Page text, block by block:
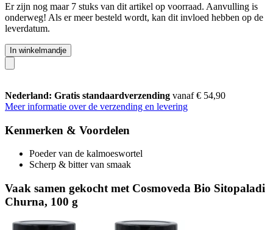
Er zijn nog maar 7 stuks van dit artikel op voorraad. Aanvulling is
onderweg! Als er meer besteld wordt, kan dit invloed hebben op de
leverdatum.
In winkelmandje
Nederland: Gratis standaardverzending vanaf € 54,90
Meer informatie over de verzending en levering
Kenmerken & Voordelen
Poeder van de kalmoeswortel
Scherp & bitter van smaak
Vaak samen gekocht met Cosmoveda Bio Sitopaladi
Churna, 100 g